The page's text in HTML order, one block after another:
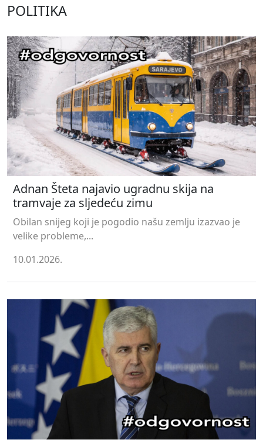
POLITIKA
Adnan Šteta najavio ugradnu skija na
tramvaje za sljedeću zimu
Obilan snijeg koji je pogodio našu zemlju izazvao je
velike probleme,...
10.01.2026.